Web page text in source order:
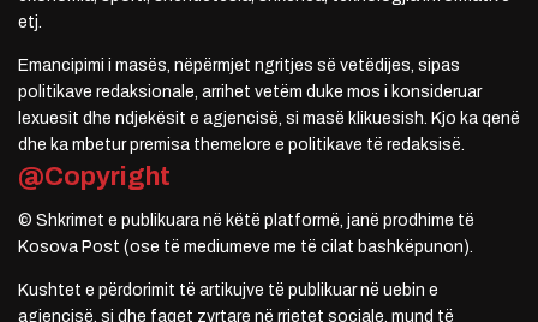
etj.
Emancipimi i masës, nëpërmjet ngritjes së vetëdijes, sipas
politikave redaksionale, arrihet vetëm duke mos i konsideruar
lexuesit dhe ndjekësit e agjencisë, si masë klikuesish. Kjo ka qenë
dhe ka mbetur premisa themelore e politikave të redaksisë.
@Copyright
© Shkrimet e publikuara në këtë platformë, janë prodhime të
Kosova Post (ose të mediumeve me të cilat bashkëpunon).
Kushtet e përdorimit të artikujve të publikuar në uebin e
agjencisë, si dhe faqet zyrtare në rrjetet sociale, mund të